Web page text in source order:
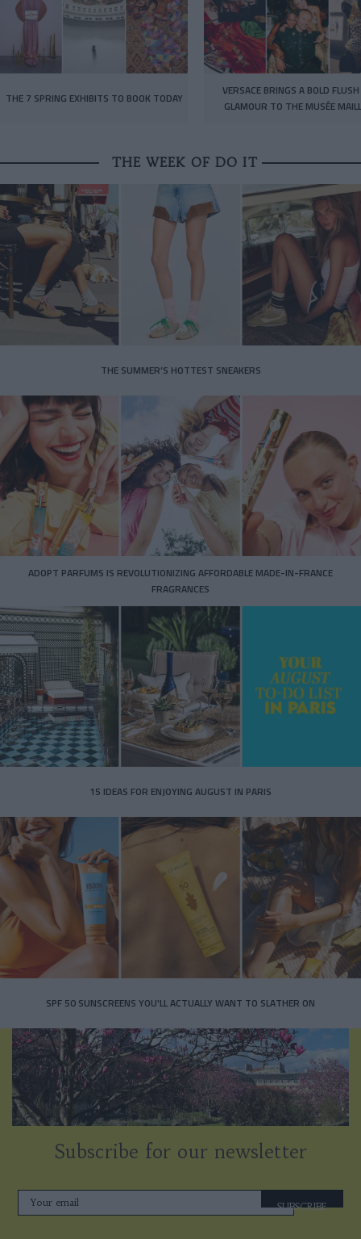
THE 7 SPRING EXHIBITS TO BOOK TODAY
VERSACE BRINGS A BOLD
GLAMOUR TO THE MUSÉE
THE WEEK OF DO IT
THE SUMMER’S HOTTEST SNEAKERS
ADOPT PARFUMS IS REVOLUTIONIZING AFFORDABLE MADE-IN-FRANCE
FRAGRANCES
15 IDEAS FOR ENJOYING AUGUST IN PARIS
SPF 50 SUNSCREENS YOU'LL ACTUALLY WANT TO SLATHER ON
Subscribe for our newsletter
SUBSCRIBE